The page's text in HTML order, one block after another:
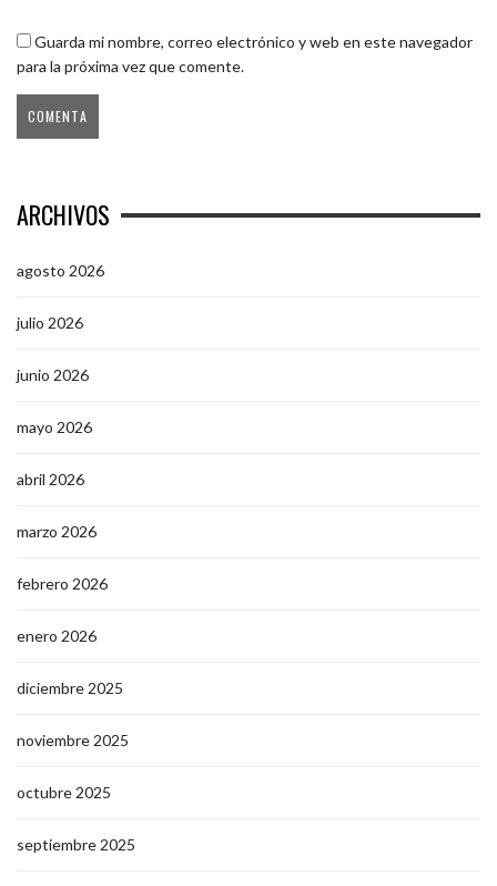
Guarda mi nombre, correo electrónico y web en este navegador
para la próxima vez que comente.
ARCHIVOS
agosto 2026
julio 2026
junio 2026
mayo 2026
abril 2026
marzo 2026
febrero 2026
enero 2026
diciembre 2025
noviembre 2025
octubre 2025
septiembre 2025